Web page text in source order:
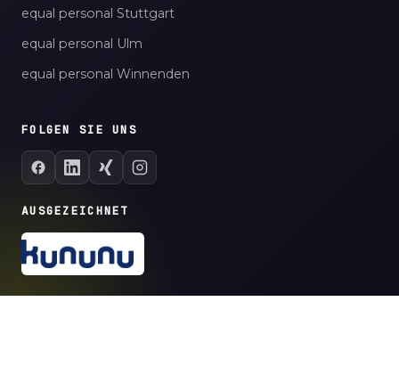
equal personal Stuttgart
equal personal Ulm
equal personal Winnenden
FOLGEN SIE UNS
AUSGEZEICHNET